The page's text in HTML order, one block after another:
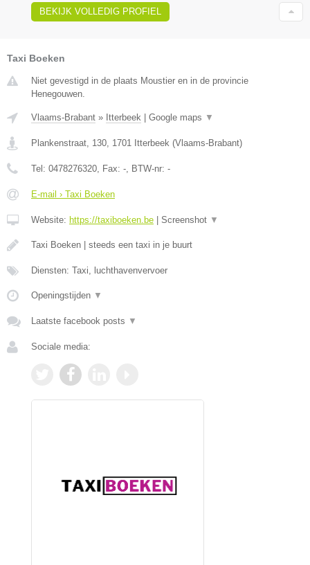
BEKIJK VOLLEDIG PROFIEL
Taxi Boeken
Niet gevestigd in de plaats Moustier en in de provincie
Henegouwen.
Vlaams-Brabant » Itterbeek Google maps ▼
Plankenstraat, 130, 1701 Itterbeek (Vlaams-Brabant)
Tel: 0478276320, Fax: -, BTW-nr: -
E-mail › Taxi Boeken
Website: https://taxiboeken.be Screenshot ▼
Taxi Boeken | steeds een taxi in je buurt
Diensten: Taxi, luchthavenvervoer
Openingstijden ▼
Laatste facebook posts ▼
Sociale media: